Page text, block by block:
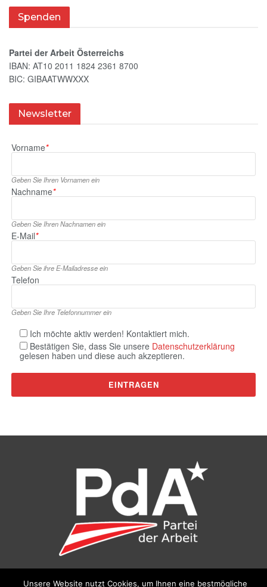
Spenden
Partei der Arbeit Österreichs
IBAN: AT10 2011 1824 2361 8700
BIC: GIBAATWWXXX
Newsletter
Vorname*
Geben Sie Ihren Vornamen ein
Nachname*
Geben Sie Ihren Nachnamen ein
E‑Mail*
Geben Sie ihre E‑Mailadresse ein
Telefon
Geben Sie Ihre Telefonnummer ein
Ich möchte aktiv werden! Kontaktiert mich.
Bestätigen Sie, dass Sie unsere Datenschutzerklärung
gelesen haben und diese auch akzeptieren.
© Partei der Arbeit (PdA), Bundesbüro: Drorygasse 21, 1030
Unsere Website nutzt Cookies, um Ihnen eine bestmögliche